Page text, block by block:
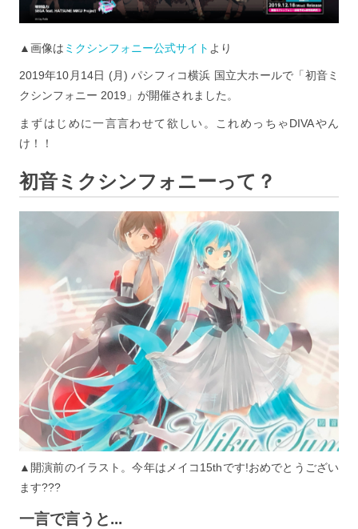
▲画像は ミクシンフォニー公式サイト より
2019年10月14日 (月) パシフィコ横浜 国立大ホールで「初音ミ
クシンフォニー 2019」が開催されました。
まずはじめに一言言わせて欲しい。これめっちゃDIVAやん
け！！
初音ミクシンフォニーって？
▲開演前のイラスト。今年はメイコ15thです!おめでとうござい
ます???
一言で言うと...